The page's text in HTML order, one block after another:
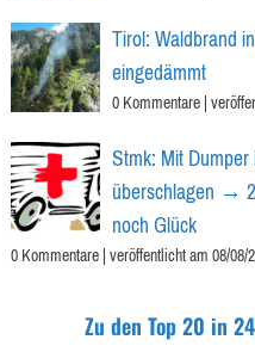
Tirol: Waldbrand
eingedämmt
0 Kommentare|
Stmk: Mit
überschlagen →
noch Glück
0 Kommentare|veröffentlicht am 08/08/
Zu den Top 20 in